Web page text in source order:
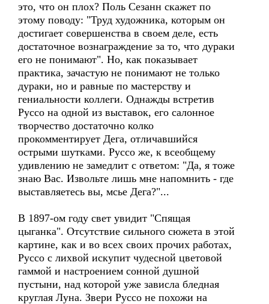
это, что он плох? Поль Сезанн скажет по
этому поводу: "Труд художника, которым он
достигает совершенства в своем деле, есть
достаточное вознаграждение за то, что дураки
его не понимают". Но, как показывает
практика, зачастую не понимают не только
дураки, но и равные по мастерству и
гениальности коллеги. Однажды встретив
Руссо на одной из выставок, его салонное
творчество достаточно колко
прокомментирует Дега, отличавшийся
острыми шутками. Руссо же, к всеобщему
удивлению не замедлит с ответом: "Да, я тоже
знаю Вас. Извольте лишь мне напомнить - где
выставляетесь вы, мсье Дега?"...
В 1897-ом году свет увидит "Спящая
цыганка". Отсутствие сильного сюжета в этой
картине, как и во всех своих прочих работах,
Руссо с лихвой искупит чудесной цветовой
гаммой и настроением сонной душной
пустыни, над которой уже зависла бледная
круглая Луна. Звери Руссо не похожи на